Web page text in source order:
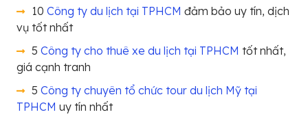
10 Công ty du lịch tại TPHCM đảm bảo uy tín, dịch
vụ tốt nhất
5 Công ty cho thuê xe du lịch tại TPHCM tốt nhất,
giá cạnh tranh
5 Công ty chuyên tổ chức tour du lịch Mỹ tại
TPHCM uy tín nhất